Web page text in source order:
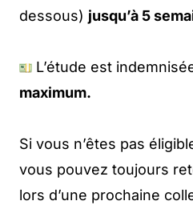
dessous) jusqu’à 5
L’étude est
maximum.
Si vous n’êtes pas
vous pouvez toujours
lors d’une prochaine